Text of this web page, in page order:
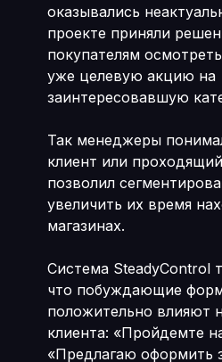
оказывались
проекте приняли
покупателям
уже целевую акцию на
заинтересовавшую
Так менеджеры
клиент или
позволил
увеличить их время
магазинах.
Система SteadyControl
что побуждающие
положительно влияют
клиента: «Пройдемте
«Предлагаю оформить